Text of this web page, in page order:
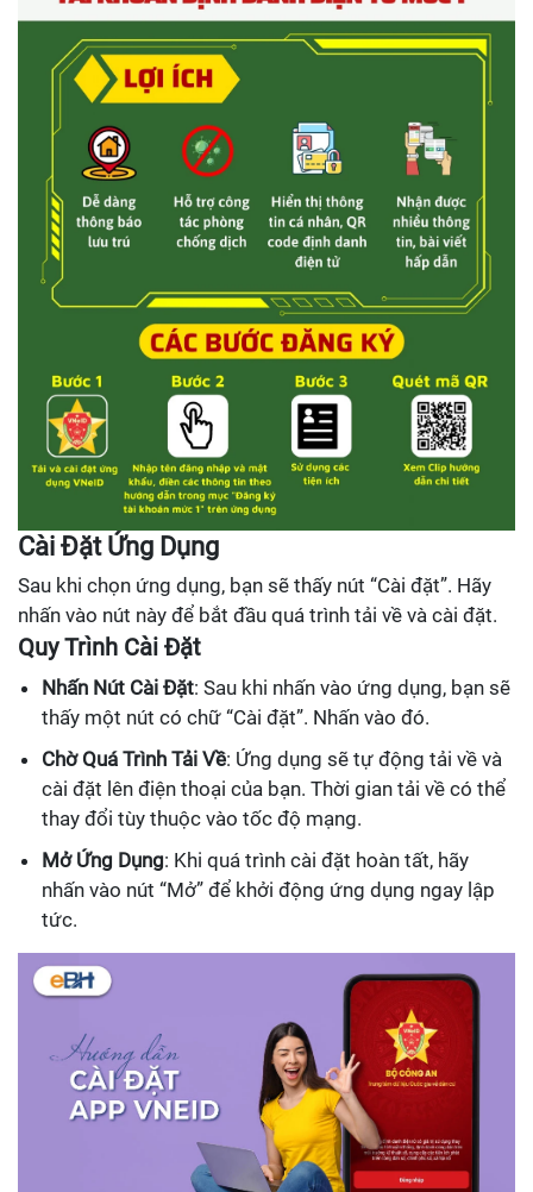
Cài Đặt Ứng Dụng
Sau khi chọn ứng dụng, bạn sẽ thấy nút “Cài đặt”. Hãy
nhấn vào nút này để bắt đầu quá trình tải về và cài đặt.
Quy Trình Cài Đặt
Nhấn Nút Cài Đặt: Sau khi nhấn vào ứng dụng, bạn sẽ
thấy một nút có chữ “Cài đặt”. Nhấn vào đó.
Chờ Quá Trình Tải Về: Ứng dụng sẽ tự động tải về và
cài đặt lên điện thoại của bạn. Thời gian tải về có thể
thay đổi tùy thuộc vào tốc độ mạng.
Mở Ứng Dụng: Khi quá trình cài đặt hoàn tất, hãy
nhấn vào nút “Mở” để khởi động ứng dụng ngay lập
tức.